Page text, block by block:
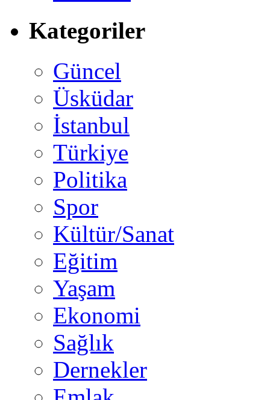
Kategoriler
Güncel
Üsküdar
İstanbul
Türkiye
Politika
Spor
Kültür/Sanat
Eğitim
Yaşam
Ekonomi
Sağlık
Dernekler